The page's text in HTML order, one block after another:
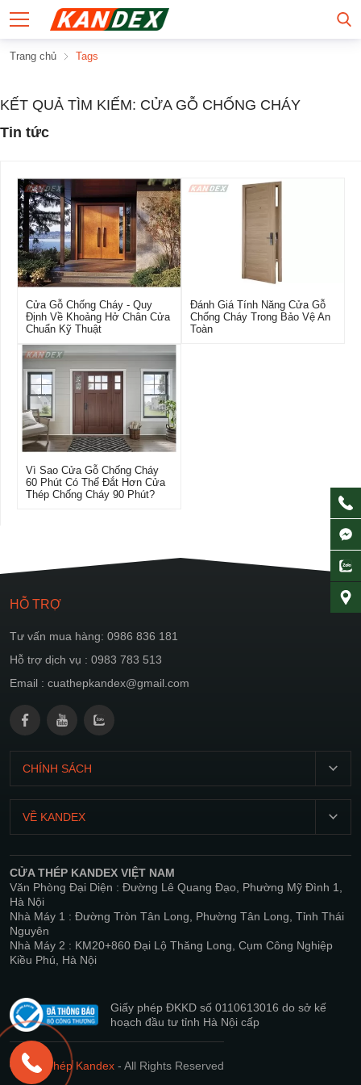
Trang chủ Tags
KẾT QUẢ TÌM KIẾM: CỬA GỖ CHỐNG CHÁY
Tin tức
Cửa Gỗ Chống Cháy - Quy
Định Về Khoảng Hở Chân Cửa
Chuẩn Kỹ Thuật
Đánh Giá Tính Năng Cửa Gỗ
Chống Cháy Trong Bảo Vệ An
Toàn
Vì Sao Cửa Gỗ Chống Cháy
60 Phút Có Thể Đắt Hơn Cửa
Thép Chống Cháy 90 Phút?
HỖ TRỢ
Tư vấn mua hàng: 0986 836 181
Hỗ trợ dịch vụ : 0983 783 513
Email : cuathepkandex@gmail.com
CHÍNH SÁCH
CN:
07:00
Chính
sách
bảo
mật
Điều
và
điều
kiện
Hướng
dẫn
VỀ KANDEX
Sản
phẩm
Dự
án
tức
Hệ
thống
phân
CỬA THÉP KANDEX VIỆT NAM
Văn Phòng Đại Diện : Đường Lê Quang Đạo, Phường Mỹ Đình 1,
Hà Nội
Nhà Máy 1 : Đường Tròn Tân Long, Phường Tân Long, Tỉnh Thái
Nguyên
Nhà Máy 2 : KM20+860 Đại Lộ Thăng Long, Cụm Công Nghiệp
Kiều Phú, Hà Nội
Giấy phép ĐKKD số 0110613016 do sở kế
hoạch đầu tư tỉnh Hà Nội cấp
© Cửa Thép Kandex - All Rights Reserved